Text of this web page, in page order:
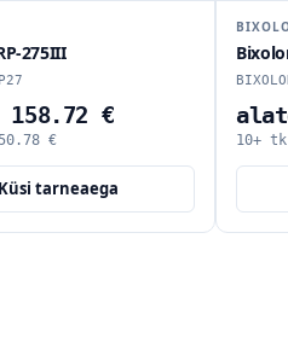
Bixolon pritsmekindel kate
BIXOLONSPLAS
alates 4.43 €
10+ tk:
Küsi tarneaega